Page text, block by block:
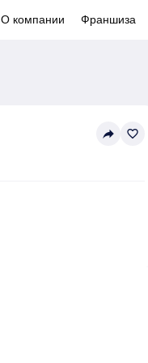
О компании Франшиза
reply favorite_border